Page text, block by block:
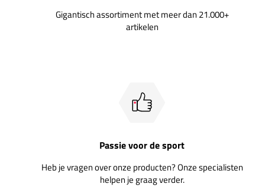
Gigantisch assortiment met meer dan 21.000+
artikelen
Passie voor de sport
Heb je vragen over onze producten? Onze specialisten
helpen je graag verder.